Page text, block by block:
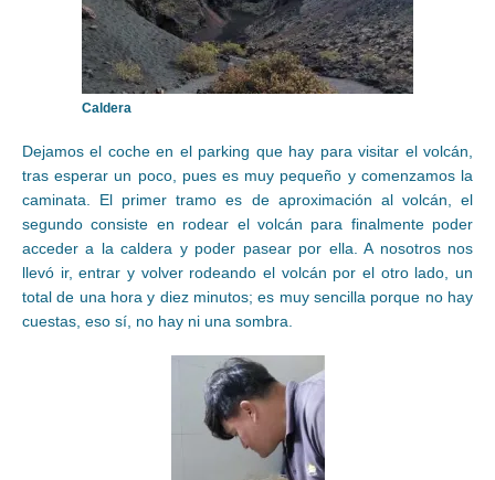
Caldera
Dejamos el coche en el parking que hay para visitar el volcán,
tras esperar un poco, pues es muy pequeño y comenzamos la
caminata. El primer tramo es de aproximación al volcán, el
segundo consiste en rodear el volcán para finalmente poder
acceder a la caldera y poder pasear por ella. A nosotros nos
llevó ir, entrar y volver rodeando el volcán por el otro lado, un
total de una hora y diez minutos; es muy sencilla porque no hay
cuestas, eso sí, no hay ni una sombra.